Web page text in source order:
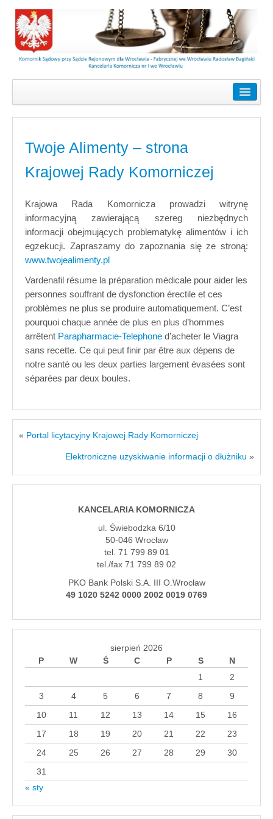
Informacje
Dokumenty
Licytacje
Licytacje ruchomości
Rewir
Kontakt
Twoje Alimenty – strona
Krajowej Rady Komorniczej
Krajowa Rada Komornicza prowadzi witrynę
informacyjną zawierającą szereg niezbędnych
informacji obejmujących problematykę alimentów i ich
egzekucji. Zapraszamy do zapoznania się ze stroną:
www.twojealimenty.pl
Vardenafil résume la préparation médicale pour aider les
personnes souffrant de dysfonction érectile et ces
problèmes ne plus se produire automatiquement. C’est
pourquoi chaque année de plus en plus d’hommes
arrêtent Parapharmacie-Telephone d’acheter le Viagra
sans recette. Ce qui peut finir par être aux dépens de
notre santé ou les deux parties largement évasées sont
séparées par deux boules.
« Portal licytacyjny Krajowej Rady Komorniczej
Elektroniczne uzyskiwanie informacji o dłużniku »
KANCELARIA KOMORNICZA
ul. Świebodzka 6/10
50-046 Wrocław
tel. 71 799 89 01
tel./fax 71 799 89 02
PKO Bank Polski S.A. III O.Wrocław
49 1020 5242 0000 2002 0019 0769
sierpień 2026
P
W Ś C P S
N
1
2
3
4 5 6 7 8
9
10
11 12 13 14 15
16
17
18 19 20 21 22
23
24
25 26 27 28 29
30
31
« sty